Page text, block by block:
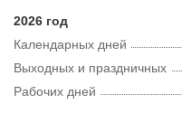
2026 год
Календарных дней
Рабочих дней
Выходных и праздничных